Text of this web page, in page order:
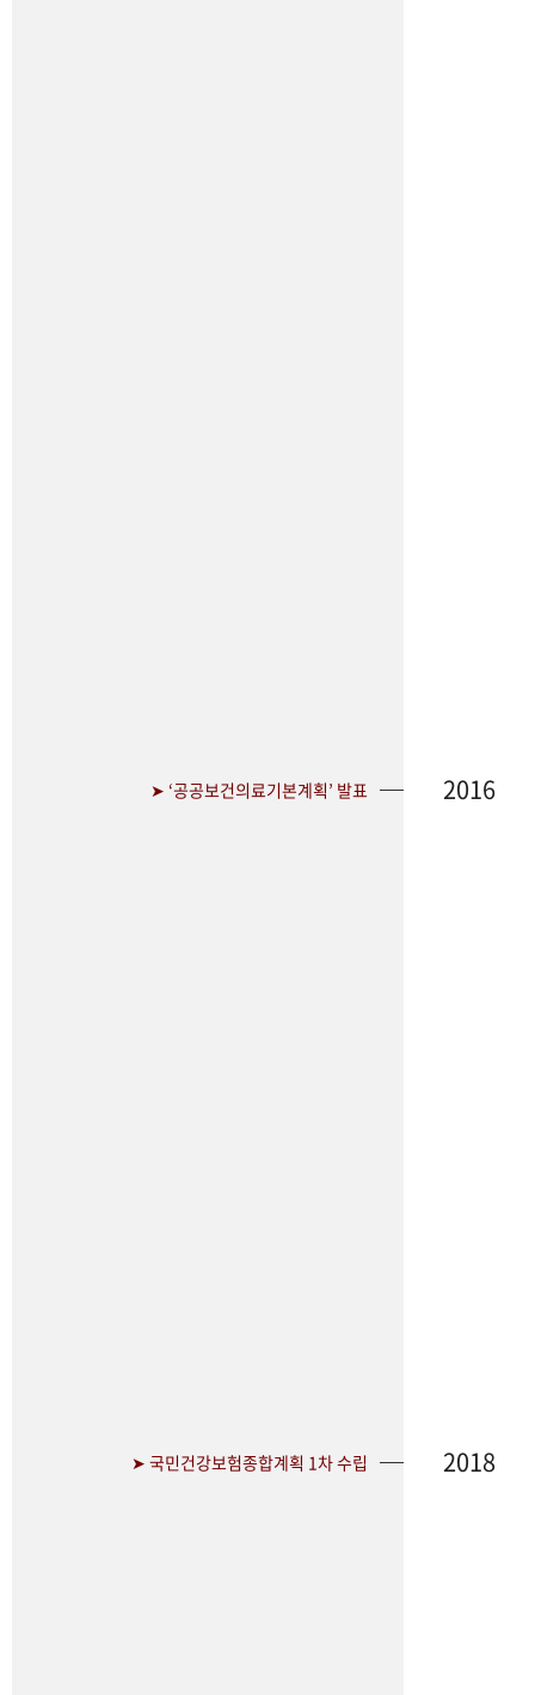
➤ ‘공공보건의료기본계획’ 발표 2016
➤ 국민건강보험종합계획 1차 수립 2018